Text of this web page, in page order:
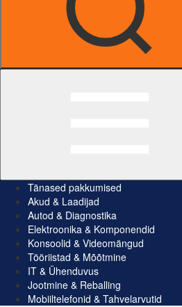
Tänased pakkumised
Akud & Laadijad
Autod & Diagnostika
Elektroonika & Komponendid
Konsoolid & Videomängud
Tööriistad & Mõõtmine
IT & Ühenduvus
Jootmine & Reballing
Mobiiltelefonid & Tahvelarvutid